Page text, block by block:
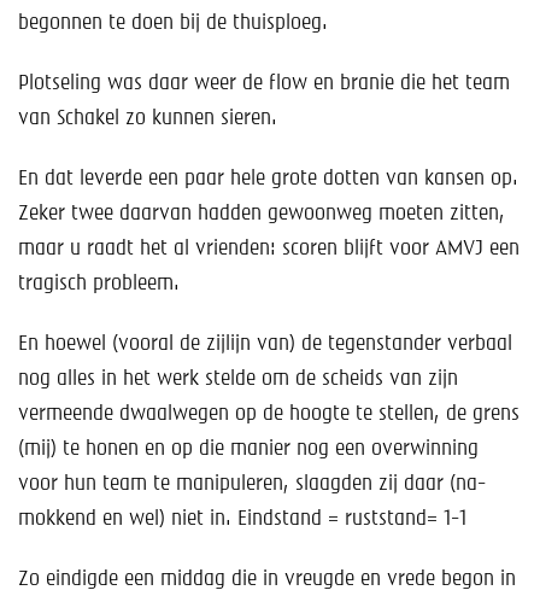
begonnen te doen bij de thuisploeg.
Plotseling was daar weer de flow en branie die het team
van Schakel zo kunnen sieren.
En dat leverde een paar hele grote dotten van kansen op.
Zeker twee daarvan hadden gewoonweg moeten zitten,
maar u raadt het al vrienden: scoren blijft voor AMVJ een
tragisch probleem.
En hoewel (vooral de zijlijn van) de tegenstander verbaal
nog alles in het werk stelde om de scheids van zijn
vermeende dwaalwegen op de hoogte te stellen, de grens
(mij) te honen en op die manier nog een overwinning
voor hun team te manipuleren, slaagden zij daar (na-
mokkend en wel) niet in. Eindstand = ruststand= 1-1
Zo eindigde een middag die in vreugde en vrede begon in